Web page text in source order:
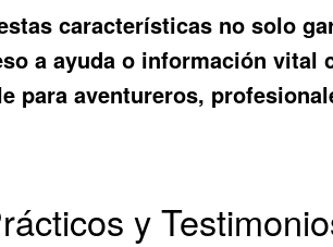
características no solo
a ayuda o información
para aventureros,
y